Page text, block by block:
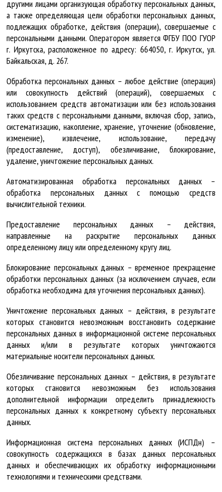
другими лицами организующая обработку персональных данных,
а также определяющая цели обработки персональных данных,
подлежащих обработке, действия (операции), совершаемые с
персональными данными. Оператором является ФГБУ ПОО ГУОР
г. Иркутска, расположенное по адресу: 664050, г. Иркутск, ул.
Байкальская, д. 267.
Обработка персональных данных – любое действие (операция)
или совокупность действий (операций), совершаемых с
использованием средств автоматизации или без использования
таких средств с персональными данными, включая сбор, запись,
систематизацию, накопление, хранение, уточнение (обновление,
изменение), извлечение, использование, передачу
(предоставление, доступ), обезличивание, блокирование,
удаление, уничтожение персональных данных.
Автоматизированная обработка персональных данных –
обработка персональных данных с помощью средств
вычислительной техники.
Предоставление персональных данных – действия,
направленные на раскрытие персональных данных
определенному лицу или определенному кругу лиц.
Блокирование персональных данных – временное прекращение
обработки персональных данных (за исключением случаев, если
обработка необходима для уточнения персональных данных).
Уничтожение персональных данных – действия, в результате
которых становится невозможным восстановить содержание
персональных данных в информационной системе персональных
данных и/или в результате которых уничтожаются
материальные носители персональных данных.
Обезличивание персональных данных – действия, в результате
которых становится невозможным без использования
дополнительной информации определить принадлежность
персональных данных к конкретному субъекту персональных
данных.
Информационная система персональных данных (ИСПДн) –
совокупность содержащихся в базах данных персональных
данных и обеспечивающих их обработку информационными
технологиями и техническими средствами.